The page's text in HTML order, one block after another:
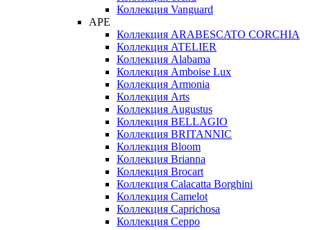
Коллекция Vanguard
APE
Коллекция ARABESCATO CORCHIA
Коллекция ATELIER
Коллекция Alabama
Коллекция Amboise Lux
Коллекция Armonia
Коллекция Arts
Коллекция Augustus
Коллекция BELLAGIO
Коллекция BRITANNIC
Коллекция Bloom
Коллекция Brianna
Коллекция Brocart
Коллекция Calacatta Borghini
Коллекция Camelot
Коллекция Caprichosa
Коллекция Ceppo